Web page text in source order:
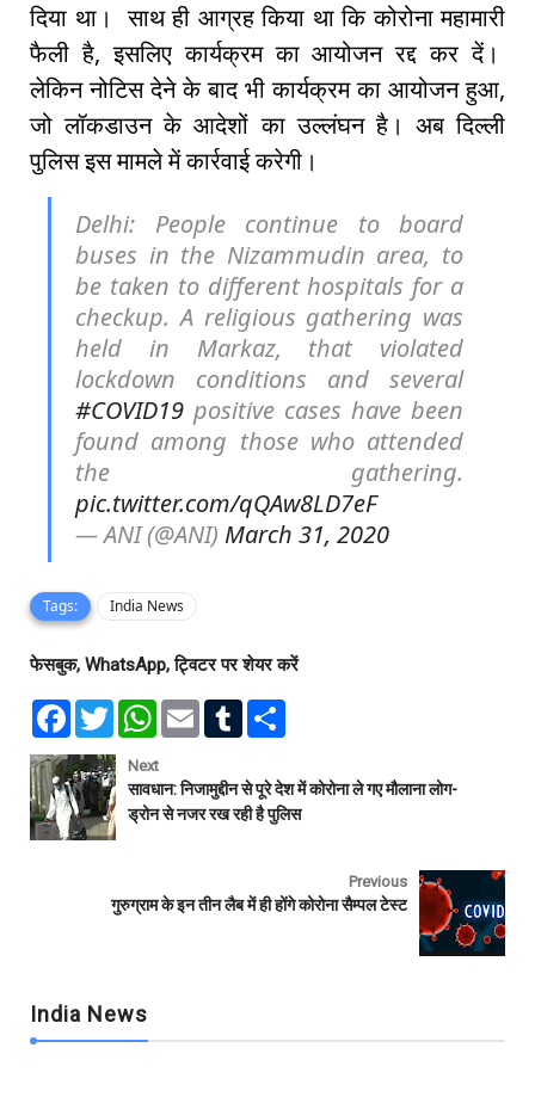
दिया था। साथ ही आग्रह किया था कि कोरोना महामारी
फैली है, इसलिए कार्यक्रम का आयोजन रद्द कर दें।
लेकिन नोटिस देने के बाद भी कार्यक्रम का आयोजन हुआ,
जो लॉकडाउन के आदेशों का उल्लंघन है। अब दिल्ली
पुलिस इस मामले में कार्रवाई करेगी।
Delhi: People continue to board
buses in the Nizammudin area, to
be taken to different hospitals for a
checkup. A religious gathering was
held in Markaz, that violated
lockdown conditions and several
#COVID19 positive cases have been
found among those who attended
the gathering.
pic.twitter.com/qQAw8LD7eF
— ANI (@ANI) March 31, 2020
Tags: India News
फेसबुक, WhatsApp, ट्विटर पर शेयर करें
F
e
b
o
o
k
T
w
t
t
e
r
W
t
s
A
p
E
l
T
l
r
e
Next
सावधान: निजामुद्दीन से पूरे देश में कोरोना ले गए मौलाना लोग-
ड्रोन से नजर रख रही है पुलिस
Previous
गुरुग्राम के इन तीन लैब में ही होंगे कोरोना सैम्पल टेस्ट
India News